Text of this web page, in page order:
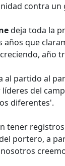
contra un
deja toda la
años que
año
al partido al
del
diferentes'.
tener
portero, a